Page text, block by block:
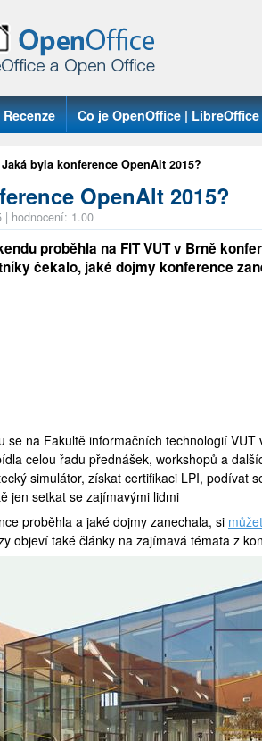
Recenze Co je OpenOffice | LibreOffice
Jaká byla konference OpenAlt 2015?
OpenAlt 2015?
| hodnocení: 1.00
proběhla na FIT VUT v Brně
čekalo, jaké dojmy konference
se na Fakultě informačních technologií
celou řadu přednášek, workshopů a
simulátor, získat certifikaci LPI, podívat
jen setkat se zajímavými lidmi
proběhla a jaké dojmy zanechala, si
objeví také články na zajímavá témata z